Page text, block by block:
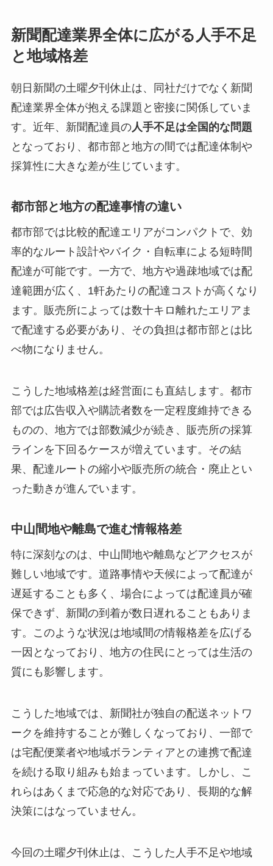
新聞配達業界全体に広がる人手不足
と地域格差
朝日新聞の土曜夕刊休止は、同社だけでなく新聞
配達業界全体が抱える課題と密接に関係していま
す。近年、新聞配達員の人手不足は全国的な問題
となっており、都市部と地方の間では配達体制や
採算性に大きな差が生じています。
都市部と地方の配達事情の違い
都市部では比較的配達エリアがコンパクトで、効
率的なルート設計やバイク・自転車による短時間
配達が可能です。一方で、地方や過疎地域では配
達範囲が広く、1軒あたりの配達コストが高くなり
ます。販売所によっては数十キロ離れたエリアま
で配達する必要があり、その負担は都市部とは比
べ物になりません。
こうした地域格差は経営面にも直結します。都市
部では広告収入や購読者数を一定程度維持できる
ものの、地方では部数減少が続き、販売所の採算
ラインを下回るケースが増えています。その結
果、配達ルートの縮小や販売所の統合・廃止とい
った動きが進んでいます。
中山間地や離島で進む情報格差
特に深刻なのは、中山間地や離島などアクセスが
難しい地域です。道路事情や天候によって配達が
遅延することも多く、場合によっては配達員が確
保できず、新聞の到着が数日遅れることもありま
す。このような状況は地域間の情報格差を広げる
一因となっており、地方の住民にとっては生活の
質にも影響します。
こうした地域では、新聞社が独自の配送ネットワ
ークを維持することが難しくなっており、一部で
は宅配便業者や地域ボランティアとの連携で配達
を続ける取り組みも始まっています。しかし、こ
れらはあくまで応急的な対応であり、長期的な解
決策にはなっていません。
今回の土曜夕刊休止は、こうした人手不足や地域